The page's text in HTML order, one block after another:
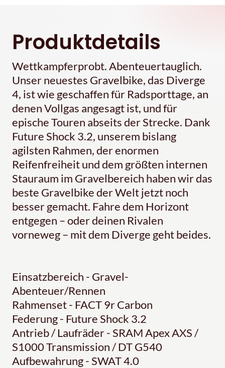
Produktdetails
Wettkampferprobt. Abenteuertauglich.
Unser neuestes Gravelbike, das Diverge
4, ist wie geschaffen für Radsporttage, an
denen Vollgas angesagt ist, und für
epische Touren abseits der Strecke. Dank
Future Shock 3.2, unserem bislang
agilsten Rahmen, der enormen
Reifenfreiheit und dem größten internen
Stauraum im Gravelbereich haben wir das
beste Gravelbike der Welt jetzt noch
besser gemacht. Fahre dem Horizont
entgegen – oder deinen Rivalen
vorneweg – mit dem Diverge geht beides.
Einsatzbereich - Gravel-
Abenteuer/Rennen
Rahmenset - FACT 9r Carbon
Federung - Future Shock 3.2
Antrieb / Laufräder - SRAM Apex AXS /
S1000 Transmission / DT G540
Aufbewahrung - SWAT 4.0